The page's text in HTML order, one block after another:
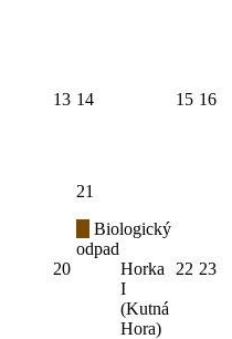
13 14 15 16
20
21
Biologický
odpad
Horka
I
(Kutná
Hora)
22 23